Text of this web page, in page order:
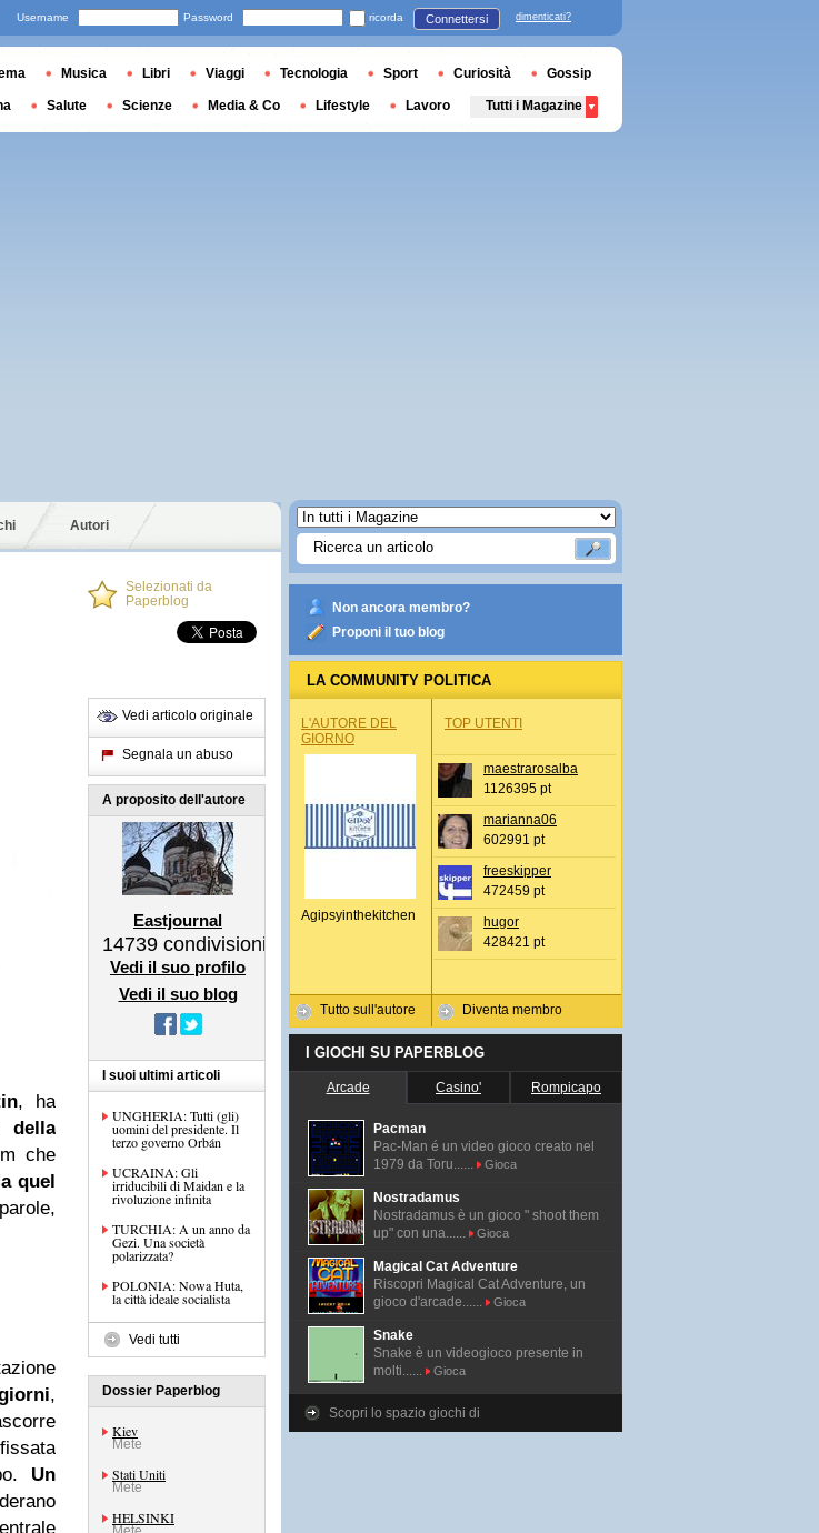
Autori
, ha
della
che
quel
,
Un
Selezionati da
Paperblog
Vedi articolo originale
Segnala un abuso
A proposito dell'autore
Eastjournal
14739 condivisioni
Vedi il suo profilo
Vedi il suo blog
I suoi ultimi articoli
UNGHERIA: Tutti (gli)
uomini del presidente. Il
terzo governo Orbán
UCRAINA: Gli
irriducibili di Maidan e la
rivoluzione infinita
TURCHIA: A un anno da
Gezi. Una società
polarizzata?
POLONIA: Nowa Huta,
la città ideale socialista
Vedi tutti
Dossier Paperblog
Kiev
Mete
Stati Uniti
Mete
HELSINKI
Non ancora membro?
Proponi il tuo blog
LA COMMUNITY POLITICA
L'AUTORE DEL
GIORNO
Agipsyinthekitchen
Tutto sull'autore
TOP UTENTI
maestrarosalba
1126395 pt
marianna06
602991 pt
freeskipper
472459 pt
hugor
428421 pt
Diventa membro
I GIOCHI SU PAPERBLOG
Arcade Casino' Rompicapo
Pacman
Pac-Man é un video gioco creato nel
1979 da Toru......
Gioca
Nostradamus
Nostradamus è un gioco " shoot them
up" con una......
Gioca
Magical Cat Adventure
Riscopri Magical Cat Adventure, un
gioco d'arcade......
Gioca
Snake
Snake è un videogioco presente in
molti......
Gioca
Scopri lo spazio giochi di
Username Password ricorda Connettersi dimenticati?
Musica Libri Viaggi Tecnologia Sport Curiosità Gossip
Salute Scienze Media & Co Lifestyle Lavoro Tutti i Magazine